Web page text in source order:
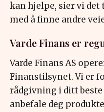
kan hjelpe, sier vi det
med å finne andre
Varde Finans er
Varde Finans AS
Finanstilsynet. Vi er
rådgivning i ditt
anbefale deg